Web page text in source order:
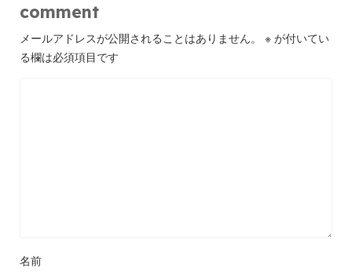
comment
メールアドレスが公開されることはありません。 ※ が付いてい
る欄は必須項目です
名前